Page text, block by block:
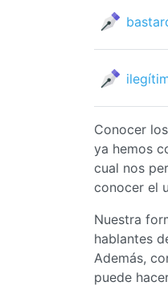
Conocer
ya hemos
cual nos
conocer el
Nuestra
hablantes
Además,
puede